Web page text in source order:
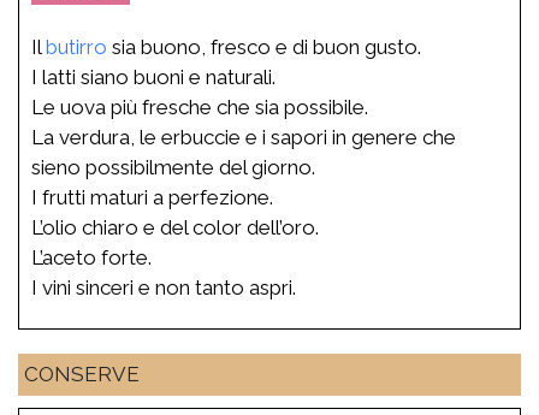
Ilbutirro sia buono, fresco e di buon gusto.
I latti siano buoni e naturali.
Le uova più fresche che sia possibile.
La verdura, le erbuccie e i sapori in genere che
sieno possibilmente del giorno.
I frutti maturi a perfezione.
L’olio chiaro e del color dell’oro.
L’aceto forte.
I vini sinceri e non tanto aspri.
CONSERVE